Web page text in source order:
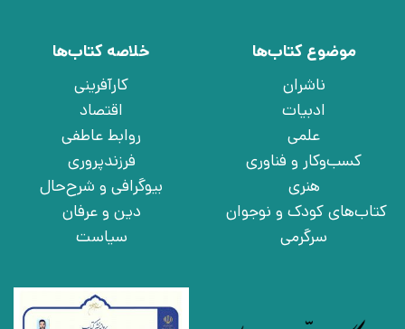
موضوع کتاب‌ها
ناشران
ادبیات
علمی
کسب‌وکار و فناوری
هنری
کتاب‌های کودک و نوجوان
سرگرمی
خلاصه کتاب‌ها
کارآفرینی
اقتصاد
روابط عاطفی
فرزندپروری
بیوگرافی و شرح‌حال
دین و عرفان
سیاست